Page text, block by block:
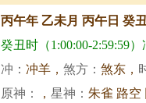
丙午年 乙未月 丙午日 癸
癸丑时（1:00:00-2:59:59
冲： 冲羊， 煞方： 煞东，
原神：
， 星神： 朱雀 路空